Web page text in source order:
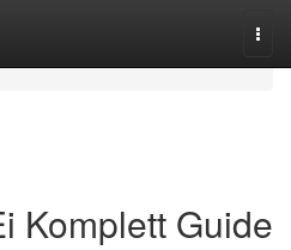
Komplett Guide